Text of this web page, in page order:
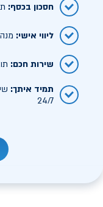
חסכון בכסף:
ליווי אישי:
שירות חכם:
תמיד איתך:
24/7